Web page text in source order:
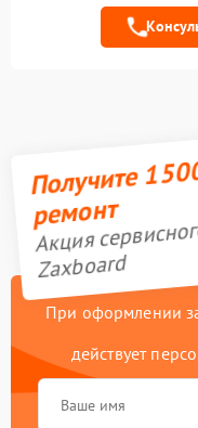
Замена
Замена камеры
Апгрейд
Гидроизоляция
Замена подсветки
Получите
ремонт
Акция
Zaxboard
При оформлении
действует